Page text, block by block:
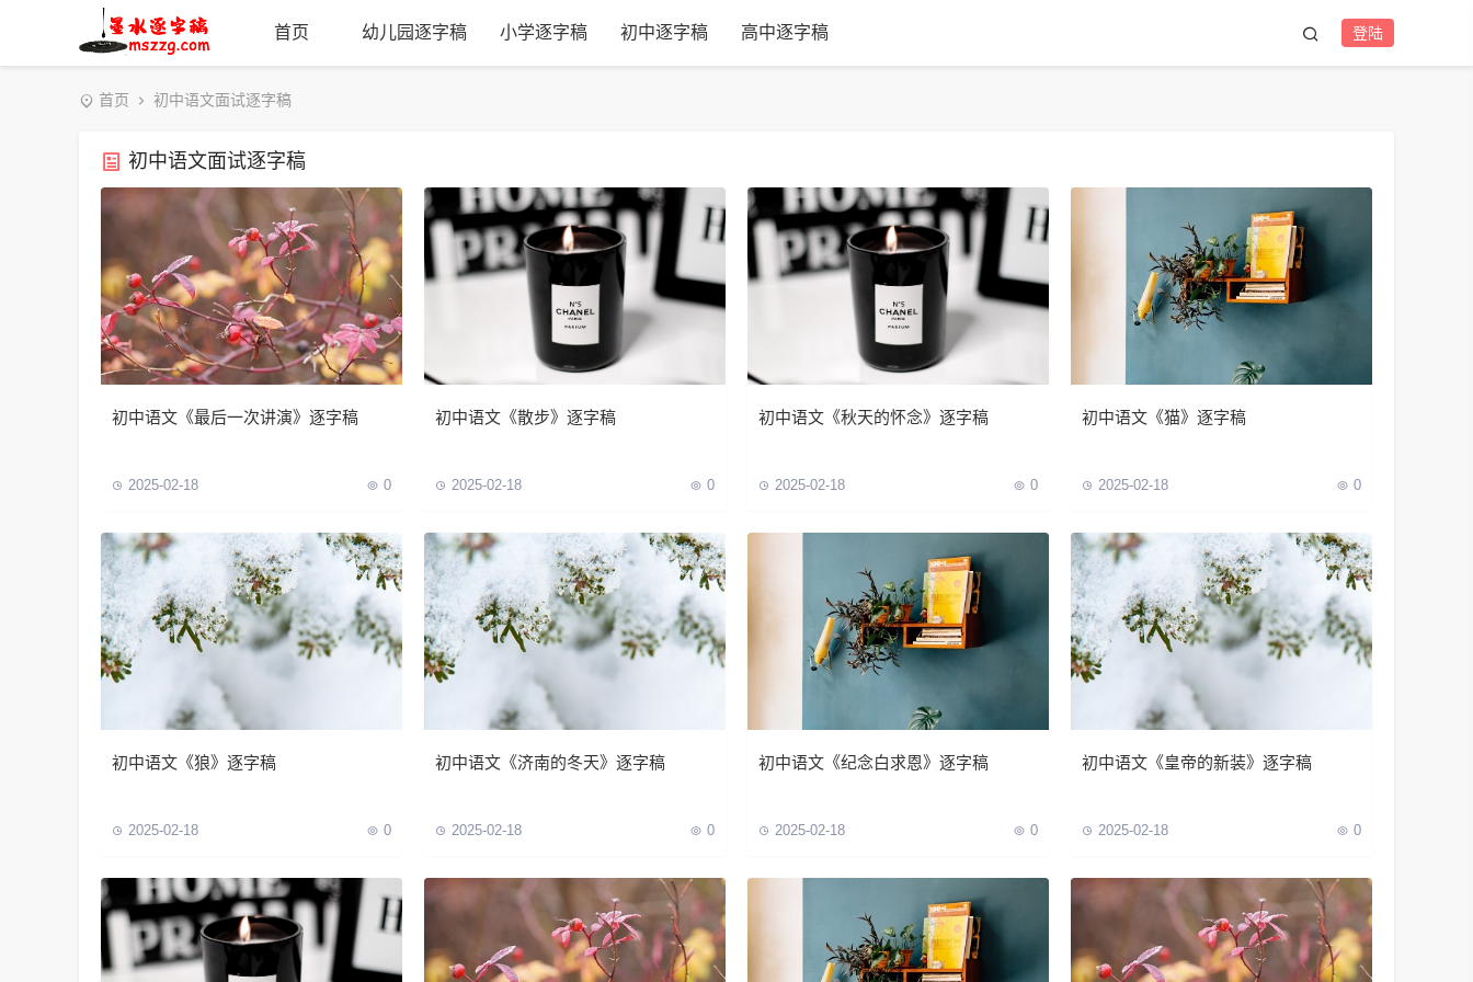
首页 幼儿园逐字稿 小学逐字稿 初中逐字稿 高中逐字稿 登陆
首页 初中语文面试逐字稿
初中语文面试逐字稿
初中语文《最后一次讲演》逐字稿
2025-02-18 0
初中语文《散步》逐字稿
2025-02-18 0
初中语文《秋天的怀念》逐字稿
2025-02-18 0
初中语文《猫》逐字稿
2025-02-18 0
初中语文《狼》逐字稿
2025-02-18 0
初中语文《济南的冬天》逐字稿
2025-02-18 0
初中语文《纪念白求恩》逐字稿
2025-02-18 0
初中语文《皇帝的新装》逐字稿
2025-02-18 0